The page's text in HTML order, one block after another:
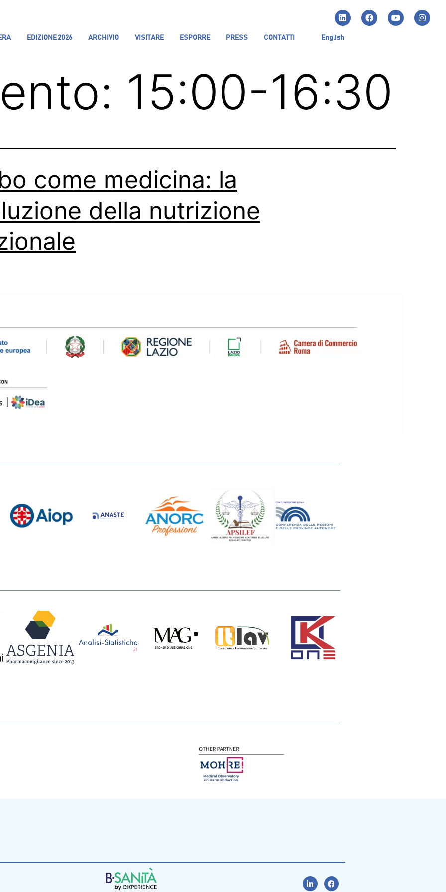
EDIZIONE 2026 ARCHIVIO VISITARE ESPORRE PRESS CONTATTI English
15:00-16:30
come medicina: la
della nutrizione